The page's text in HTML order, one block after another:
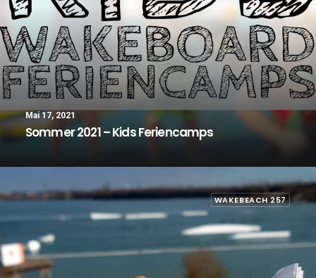
Mai 17, 2021
Sommer 2021 – Kids Feriencamps
WAKEBEACH 257